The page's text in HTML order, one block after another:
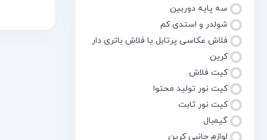
سه پایه دوربین
شولدر و استدی کم
فلاش عکاسی پرتابل یا فلاش باتری دار
کرین
کیت فلاش
کیت نور تولید محتوا
کیت نور ثابت
گیمبال
لوازم جانبی کرین